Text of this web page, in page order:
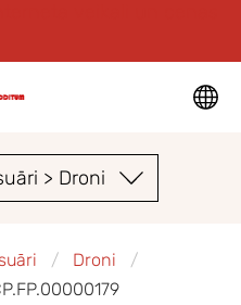
> Droni
Droni